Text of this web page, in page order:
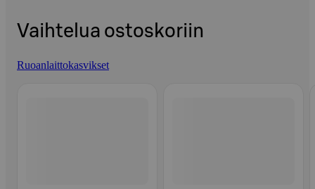
Vaihtelua ostoskoriin
Ruoanlaittokasvikset